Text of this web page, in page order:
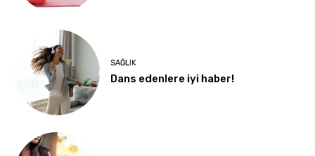
SAĞLIK
Dans edenlere iyi haber!